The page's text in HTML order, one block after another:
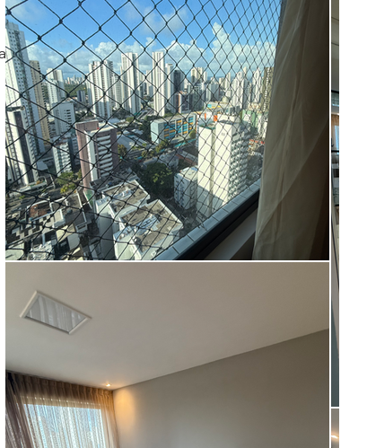
| Recepção| Salão de